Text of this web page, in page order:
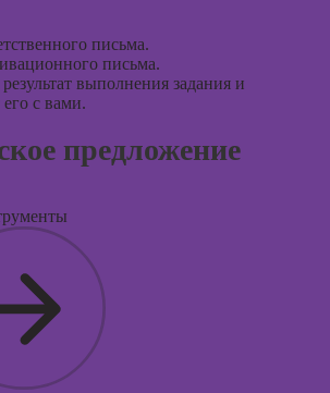
письма.
письма.
выполнения задания и
с вами.
предложение